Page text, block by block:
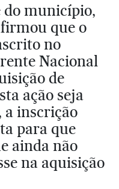
do município,
que o
no
Nacional
de
ação seja
a inscrição
para que
ainda não
na aquisição